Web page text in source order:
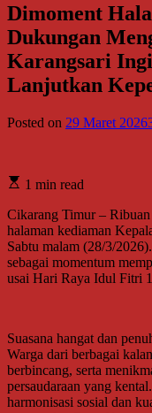
Dimoment
Dukungan
Karangsari
Lanjutkan
Posted on 29 Maret 2026
1 min read
Cikarang Timur –
halaman kediaman
Sabtu malam (28/3/
sebagai momentum
usai Hari Raya Idul Fitri
Suasana hangat dan
Warga dari berbagai
berbincang, serta
persaudaraan yang
harmonisasi sosial dan